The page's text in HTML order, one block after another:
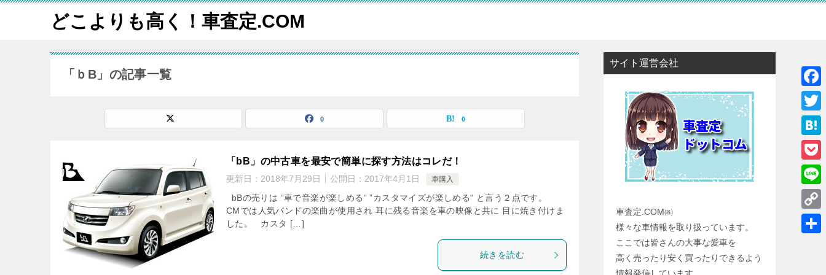
どこよりも高く！車査定.COM
「ｂB」の記事一覧
0 0
「bB」の中古車を最安で簡単に探す方法はコレだ！
更新日： 2018年7月29日 公開日： 2017年4月1日 車購入
bBの売りは “車で音楽が楽しめる“ ”カスタマイズが楽しめる“ と言う２点です。
CMでは人気バンドの楽曲が使用され 耳に残る音楽を車の映像と共に 目に焼き付けま
した。 カスタ […]
続きを読む
サイト運営会社
車査定.COM㈱
様々な車情報を取り扱っています。
ここでは皆さんの大事な愛車を
高く売ったり安く買ったりできるよう
F
a
c
e
b
o
o
k
T
w
i
e
H
a
t
e
n
P
o
c
k
L
i
n
C